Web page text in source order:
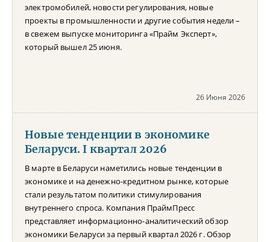
электромобилей, новости регулирования, новые
проекты в промышленности и другие события недели –
в свежем выпуске мониторинга «Прайм Эксперт»,
который вышел 25 июня.
26 Июня 2026
Новые тенденции в экономике
Беларуси. I квартал 2026
В марте в Беларуси наметились новые тенденции в
экономике и на денежно-кредитном рынке, которые
стали результатом политики стимулирования
внутреннего спроса. Компания ПраймПресс
представляет информационно-аналитический обзор
экономики Беларуси за первый квартал 2026 г. Обзор